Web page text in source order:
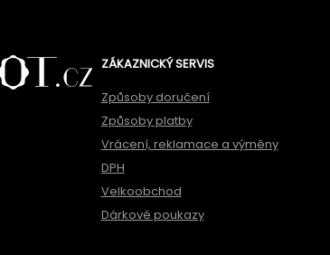
ZÁKAZNICKÝ SERVIS
Způsoby doručení
Způsoby platby
Vrácení, reklamace a výměny
DPH
Velkoobchod
Dárkové poukazy